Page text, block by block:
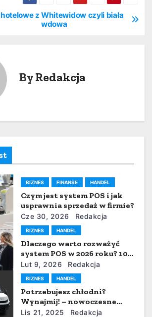
Whitewidow czyli biała
wdowa
z
ByRedakcja
BIZNES FINANSE HANDEL
Czym jest system POS i jak
usprawnia sprzedaż w firmie?
Cze 30, 2026 Redakcja
BIZNES HANDEL
Dlaczego warto rozważyć
system POS w 2026 roku? 10
argumentów wspierających
sprzedaż i operacje
Lut 9, 2026 Redakcja
BIZNES HANDEL
Potrzebujesz chłodni?
Wynajmij! – nowoczesne
rozwiązanie dla branży
Lis 21, 2025 Redakcja